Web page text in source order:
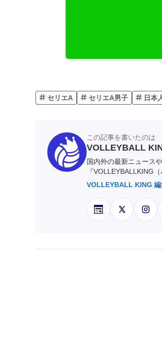
セリエA セリエA男子 日本
この記事を書いたのは
VOLLEYBALL
国内外の最新ニュース
『VOLLEYBALLKING
VOLLEYBALL KING